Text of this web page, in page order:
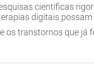
científicas
digitais
os transtornos que